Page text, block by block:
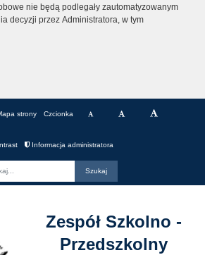
nie będą podlegały zautomatyzowanym
decyzji przez Administratora, w tym
strony Czcionka
Informacja administratora
Zespół Szkolno -
Przedszkolny